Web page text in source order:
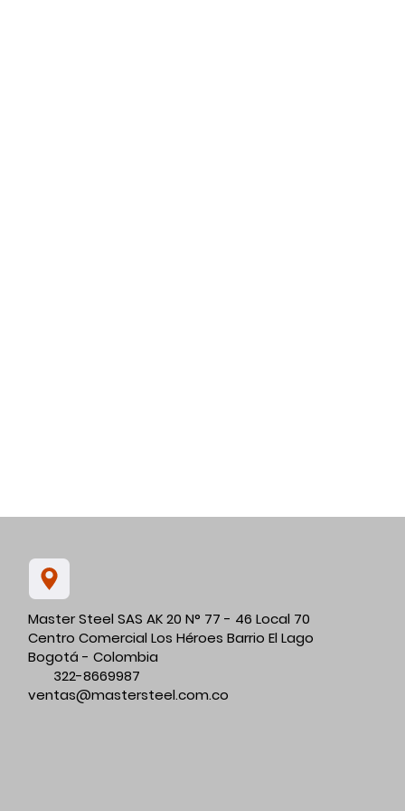
Master Steel SAS AK 20 N° 77 - 46 Local 70
Centro Comercial Los Héroes Barrio El Lago
Bogotá - Colombia
322-8669987
ventas@mastersteel.com.co